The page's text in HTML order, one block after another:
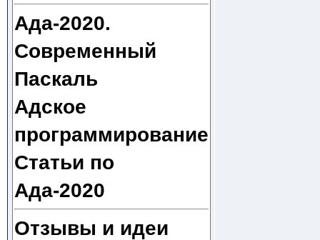
Ада-2020.
Современный
Паскаль
Адское
программирование
Статьи по
Ада-2020
Отзывы и идеи